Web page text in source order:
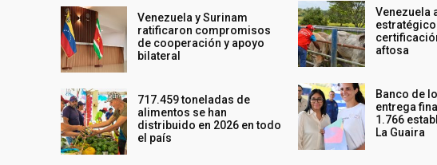
Venezuela y Surinam
ratificaron compromisos
de cooperación y apoyo
bilateral
717.459 toneladas de
alimentos se han
distribuido en 2026 en todo
el país
Venezuela
aftosa
Banco de
entrega
1.766
La Guaira